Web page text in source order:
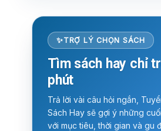
TRỢ LÝ CHỌN SÁCH
Tìm sách hay chỉ
phút
Trả lời vài câu hỏi ngắn,
Sách Hay sẽ gợi ý những
với mục tiêu, thời gian và gu